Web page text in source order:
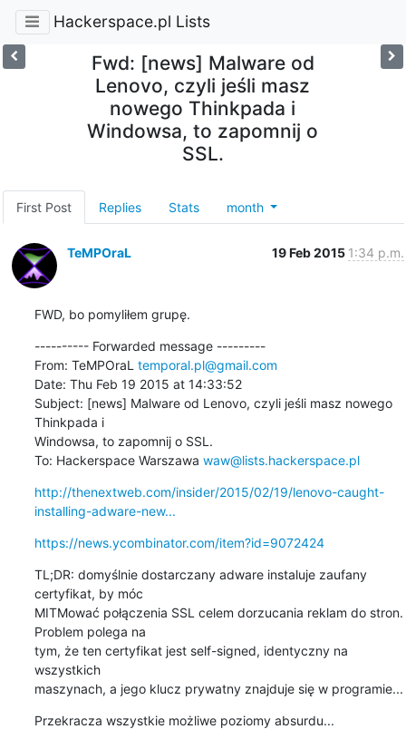
Hackerspace.pl Lists
Fwd: [news] Malware od
Lenovo, czyli jeśli masz
nowego Thinkpada i
Windowsa, to zapomnij o
SSL.
First Post Replies Stats month
TeMPOraL 19 Feb 2015 1:34 p.m.
FWD, bo pomyliłem grupę.
---------- Forwarded message ---------
From: TeMPOraL temporal.pl@gmail.com
Date: Thu Feb 19 2015 at 14:33:52
Subject: [news] Malware od Lenovo, czyli jeśli masz nowego
Thinkpada i
Windowsa, to zapomnij o SSL.
To: Hackerspace Warszawa waw@lists.hackerspace.pl
http://thenextweb.com/insider/2015/02/19/lenovo-caught-
installing-adware-new...
https://news.ycombinator.com/item?id=9072424
TL;DR: domyślnie dostarczany adware instaluje zaufany
certyfikat, by móc
MITMować połączenia SSL celem dorzucania reklam do stron.
Problem polega na
tym, że ten certyfikat jest self-signed, identyczny na
wszystkich
maszynach, a jego klucz prywatny znajduje się w programie...
Przekracza wszystkie możliwe poziomy absurdu...